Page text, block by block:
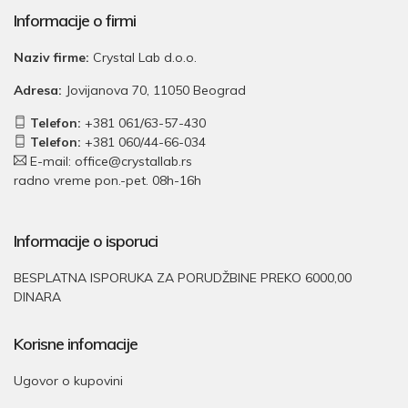
Informacije o firmi
Naziv firme: Crystal Lab d.o.o.
Adresa: Jovijanova 70, 11050 Beograd
Telefon: +381 061/63-57-430
Telefon: +381 060/44-66-034
E-mail: office@crystallab.rs
radno vreme pon.-pet. 08h-16h
Informacije o isporuci
BESPLATNA ISPORUKA ZA PORUDŽBINE PREKO 6000,00
DINARA
Korisne infomacije
Ugovor o kupovini